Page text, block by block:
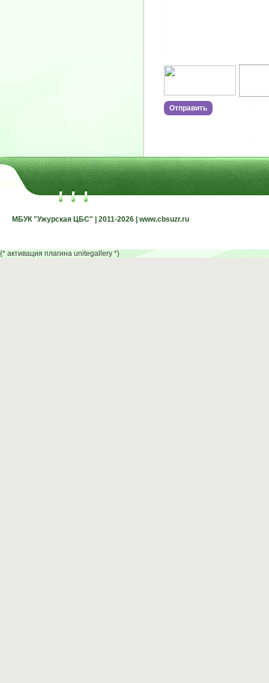
МБУК "Ужурская ЦБС" | 2011-2026 | www.cbsuzr.ru
МБУК "Ужурская ЦБС" | 2011-2026 | www.cbsuzr.ru
{* активация плагина unitegallery *}